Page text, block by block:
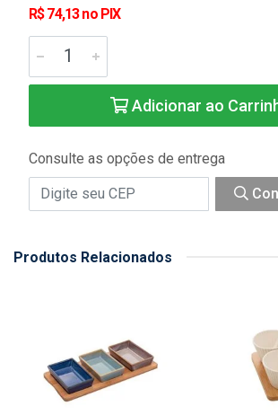
R$ 74,13 no PIX
Adicionar ao
Consulte as opções de entrega
Produtos Relacionados